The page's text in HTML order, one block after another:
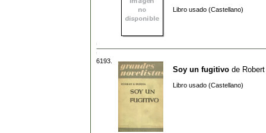
Libro usado (Castellano)
6193.
Soy un fugitivo de
Libro usado (Castellano)